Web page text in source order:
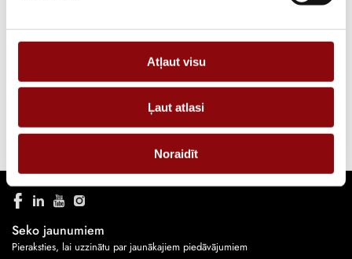
Atļaut visu
Ļaut atlasi
Noraidīt
RAŽOTĀJS Energolukss
Seko jaunumiem
Pieraksties, lai uzzinātu par jaunākajiem piedāvājumiem